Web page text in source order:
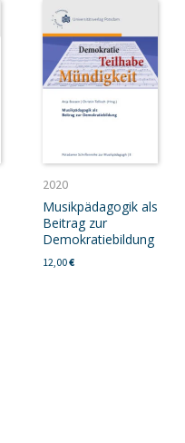
2020
Musikpädagogik als
Beitrag zur
Demokratiebildung
12,00€